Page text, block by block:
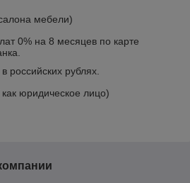
мебели)
0% на 8 месяцев по карте
российских рублях.
юридическое лицо)